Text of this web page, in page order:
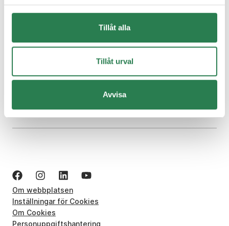
Tillåt alla
Tillåt urval
Avvisa
Skola och utbildning
Din avfallshantering
Om webbplatsen
Inställningar för Cookies
Om Cookies
Personuppgiftshantering